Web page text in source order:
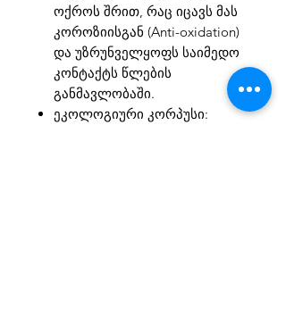
ოქროს შრით, რაც იცავს მას
კოროზიისგან (Anti-oxidation)
და უზრუნველყოფს საიმედო
კონტაქტს წლების
განმავლობაში.
ეკოლოგიური კორპუსი: